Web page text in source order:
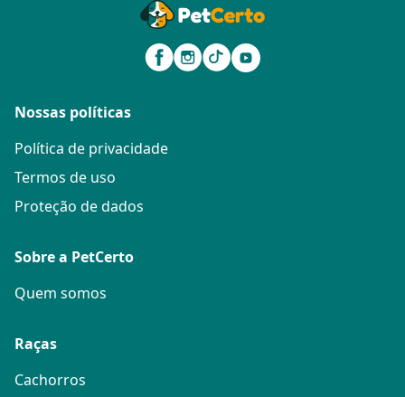
Nossas políticas
Política de privacidade
Termos de uso
Proteção de dados
Sobre a PetCerto
Quem somos
Raças
Cachorros